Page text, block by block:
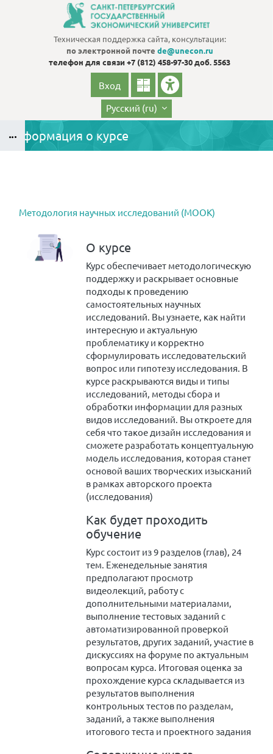
Перейти к основному содержанию
Техническая поддержка сайта, консультации:
по электронной почте de@unecon.ru
телефон для связи+7 (812) 458-97-30 доб. 5563
Вход
Русский ‎(ru)‎
Информация о курсе
Методология научных исследований (МООК)
О курсе
Курс обеспечивает методологическую
поддержку и раскрывает основные
подходы к проведению
самостоятельных научных
исследований. Вы узнаете, как найти
интересную и актуальную
проблематику и корректно
сформулировать исследовательский
вопрос или гипотезу исследования. В
курсе раскрываются виды и типы
исследований, методы сбора и
обработки информации для разных
видов исследований. Вы откроете для
себя что такое дизайн исследования и
сможете разработать концептуальную
модель исследования, которая станет
основой ваших творческих изысканий
в рамках авторского проекта
(исследования)
Как будет проходить
обучение
Курс состоит из 9 разделов (глав), 24
тем. Еженедельные занятия
предполагают просмотр
видеолекций, работу с
дополнительными материалами,
выполнение тестовых заданий с
автоматизированной проверкой
результатов, других заданий, участие в
дискуссиях на форуме по актуальным
вопросам курса. Итоговая оценка за
прохождение курса складывается из
результатов выполнения
контрольных тестов по разделам,
заданий, а также выполнения
итогового теста и проектного задания